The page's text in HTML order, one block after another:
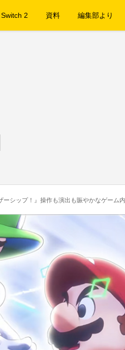
Switch 2 資料 編集部より
！』操作も演出も賑やかなゲーム内容をおさらい！2本